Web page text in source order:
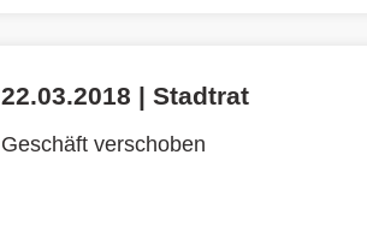
22.03.2018 | Stadtrat
Geschäft verschoben